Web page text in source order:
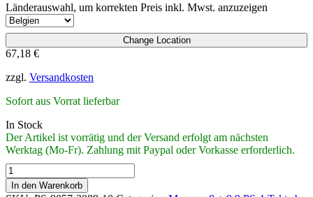
Länderauswahl, um korrekten Preis inkl. Mwst. anzuzeigen
Change Location
67,18 €
zzgl. Versandkosten
Sofort aus Vorrat lieferbar
In Stock
Der Artikel ist vorrätig und der Versand erfolgt am nächsten
Werktag (Mo-Fr). Zahlung mit Paypal oder Vorkasse erforderlich.
Polastorm
Aluminiumpropeller
8,9
In den Warenkorb